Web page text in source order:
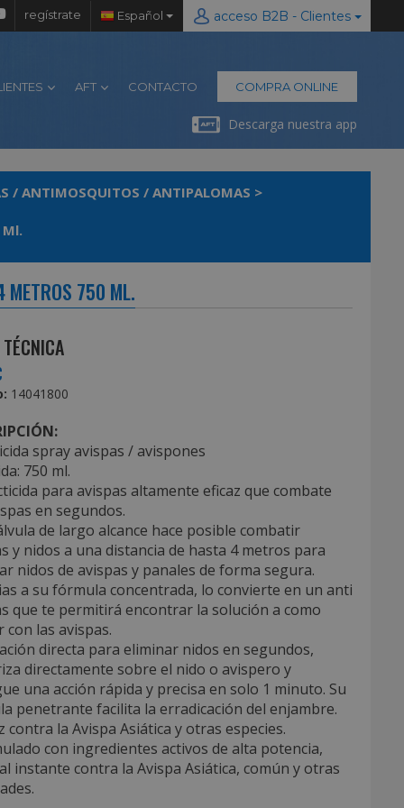
regístrate Español acceso B2B - Clientes
AFT CONTACTO COMPRA ONLINE
Descarga nuestra app
/ ANTIMOSQUITOS / ANTIPALOMAS >
METROS 750 ML.
14041800
spray avispas / avispones
750 ml.
para avispas altamente eficaz que combate
en segundos.
de largo alcance hace posible combatir
y nidos a una distancia de hasta 4 metros para
nidos de avispas y panales de forma segura.
a su fórmula concentrada, lo convierte en un anti
que te permitirá encontrar la solución a como
con las avispas.
directa para eliminar nidos en segundos,
directamente sobre el nido o avispero y
una acción rápida y precisa en solo 1 minuto. Su
penetrante facilita la erradicación del enjambre.
contra la Avispa Asiática y otras especies.
con ingredientes activos de alta potencia,
instante contra la Avispa Asiática, común y otras